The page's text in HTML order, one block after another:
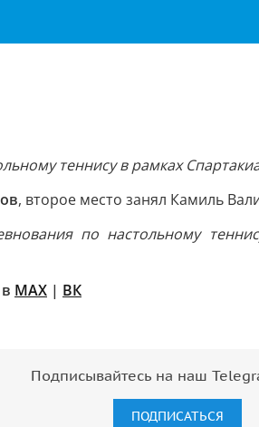
теннису в рамках
, второе место занял Камиль
по настольному
МАХ | ВК
Подписывайтесь на наш
ПОДПИСАТЬСЯ